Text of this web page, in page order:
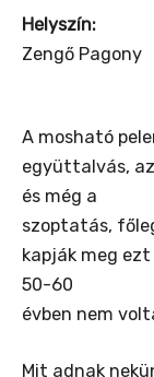
Helyszín:
Zengő Pagony
A mosható
együttalvás,
és még a
szoptatás,
kapják meg
50-60
évben nem
Mit adnak